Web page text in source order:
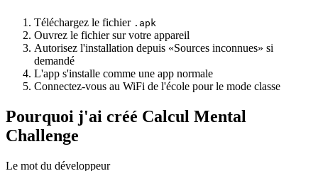
Téléchargez le fichier .apk
Ouvrez le fichier sur votre appareil
Autorisez l'installation depuis «Sources inconnues» si
demandé
L'app s'installe comme une app normale
Connectez-vous au WiFi de l'école pour le mode classe
Pourquoi j'ai créé Calcul Mental
Challenge
Le mot du développeur